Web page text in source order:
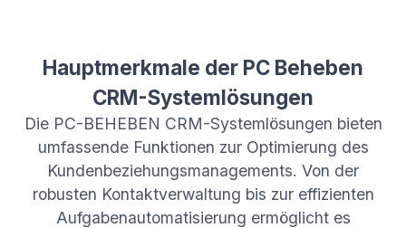
Hauptmerkmale der PC Beheben
CRM-Systemlösungen
Die PC-BEHEBEN CRM-Systemlösungen bieten
umfassende Funktionen zur Optimierung des
Kundenbeziehungsmanagements. Von der
robusten Kontaktverwaltung bis zur effizienten
Aufgabenautomatisierung ermöglicht es